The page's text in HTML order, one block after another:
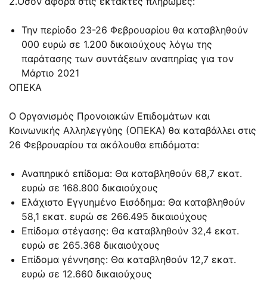
Την περίοδο 23-26 Φεβρουαρίου θα καταβληθούν
000 ευρώ σε 1.200 δικαιούχους λόγω της
παράτασης των συντάξεων αναπηρίας για τον
Μάρτιο 2021
ΟΠΕΚΑ
O Oργανισμός Προνοιακών Επιδομάτων και
Κοινωνικής Αλληλεγγύης (ΟΠΕΚΑ) θα καταβάλλει στις
26 Φεβρουαρίου τα ακόλουθα επιδόματα:
Αναπηρικό επίδομα: Θα καταβληθούν 68,7 εκατ.
ευρώ σε 168.800 δικαιούχους
Ελάχιστο Εγγυημένο Εισόδημα: Θα καταβληθούν
58,1 εκατ. ευρώ σε 266.495 δικαιούχους
Επίδομα στέγασης: Θα καταβληθούν 32,4 εκατ.
ευρώ σε 265.368 δικαιούχους
Επίδομα γέννησης: Θα καταβληθούν 12,7 εκατ.
ευρώ σε 12.660 δικαιούχους